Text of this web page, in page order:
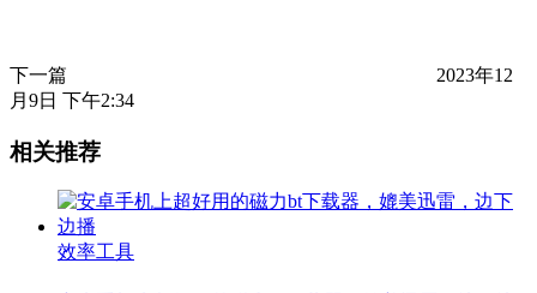
下一篇
2023年12
月9日 下午2:34
相关推荐
效率工具